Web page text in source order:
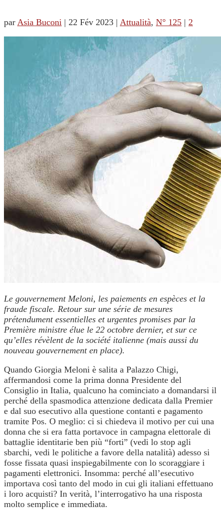
par Asia Buconi | 22 Fév 2023 | Attualità, N° 125 | 2
Le gouvernement Meloni, les paiements en espèces et la
fraude fiscale. Retour sur une série de mesures
prétendument essentielles et urgentes promises par la
Première ministre élue le 22 octobre dernier, et sur ce
qu’elles révèlent de la société italienne (mais aussi du
nouveau gouvernement en place).
Quando Giorgia Meloni è salita a Palazzo Chigi,
affermandosi come la prima donna Presidente del
Consiglio in Italia, qualcuno ha cominciato a domandarsi il
perché della spasmodica attenzione dedicata dalla Premier
e dal suo esecutivo alla questione contanti e pagamento
tramite Pos. O meglio: ci si chiedeva il motivo per cui una
donna che si era fatta portavoce in campagna elettorale di
battaglie identitarie ben più “forti” (vedi lo stop agli
sbarchi, vedi le politiche a favore della natalità) adesso si
fosse fissata quasi inspiegabilmente con lo scoraggiare i
pagamenti elettronici. Insomma: perché all’esecutivo
importava così tanto del modo in cui gli italiani effettuano
i loro acquisti? In verità, l’interrogativo ha una risposta
molto semplice e immediata.